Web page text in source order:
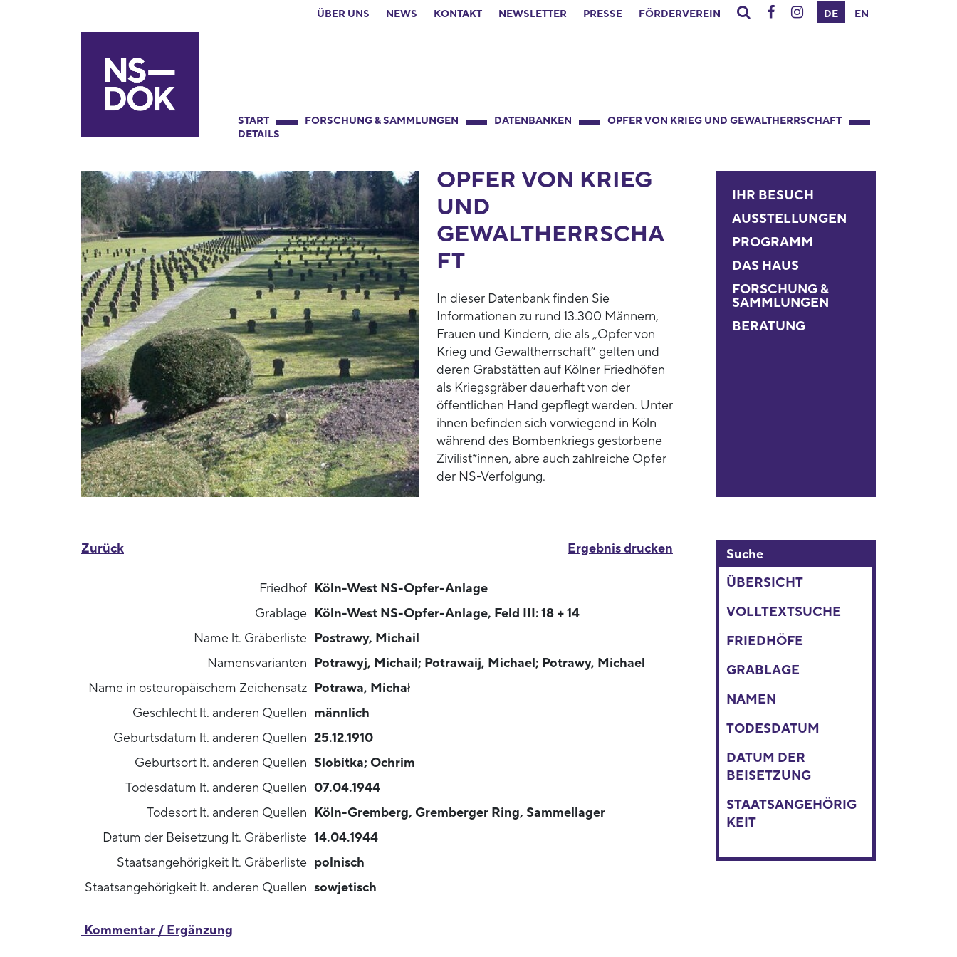
ÜBER UNS NEWS KONTAKT NEWSLETTER PRESSE FÖRDERVEREIN DE EN
START FORSCHUNG & SAMMLUNGEN DATENBANKEN
OPFER VON KRIEG UND GEWALTHERRSCHAFT
DETAILS
OPFER VON KRIEG
UND
GEWALTHERRSCHA
FT
In dieser Datenbank finden Sie
Informationen zu rund 13.300 Männern,
Frauen und Kindern, die als „Opfer von
Krieg und Gewaltherrschaft“ gelten und
deren Grabstätten auf Kölner Friedhöfen
als Kriegsgräber dauerhaft von der
öffentlichen Hand gepflegt werden. Unter
ihnen befinden sich vorwiegend in Köln
während des Bombenkriegs gestorbene
Zivilist*innen, abre auch zahlreiche Opfer
der NS-Verfolgung.
IHR BESUCH
AUSSTELLUNGEN
PROGRAMM
DAS HAUS
FORSCHUNG &
SAMMLUNGEN
BERATUNG
Ergebnis drucken
Zurück
Friedhof Köln-West NS-Opfer-Anlage
Grablage Köln-West NS-Opfer-Anlage, Feld III: 18 + 14
Name lt. Gräberliste Postrawy, Michail
Namensvarianten Potrawyj, Michail; Potrawaij, Michael; Potrawy, Michael
Name in osteuropäischem Zeichensatz Potrawa, Michał
Geschlecht lt. anderen Quellen männlich
Geburtsdatum lt. anderen Quellen 25.12.1910
Geburtsort lt. anderen Quellen Slobitka; Ochrim
Todesdatum lt. anderen Quellen 07.04.1944
Todesort lt. anderen Quellen Köln-Gremberg, Gremberger Ring, Sammellager
Datum der Beisetzung lt. Gräberliste 14.04.1944
Staatsangehörigkeit lt. Gräberliste polnisch
Staatsangehörigkeit lt. anderen Quellen sowjetisch
Kommentar / Ergänzung
Suche
ÜBERSICHT
VOLLTEXTSUCHE
FRIEDHÖFE
GRABLAGE
NAMEN
TODESDATUM
DATUM DER
BEISETZUNG
STAATSANGEHÖRIG
KEIT